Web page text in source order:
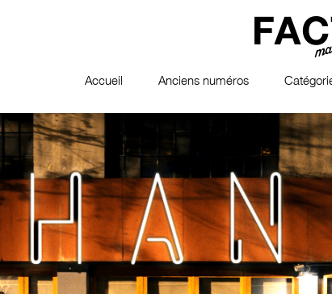
Accueil Anciens numéros